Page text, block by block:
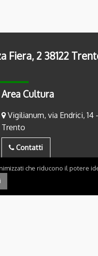
Fiera, 2 38122
Area Cultura
Vigilianum, via Endrici, 14
Trento
Contatti
che riducono il potere